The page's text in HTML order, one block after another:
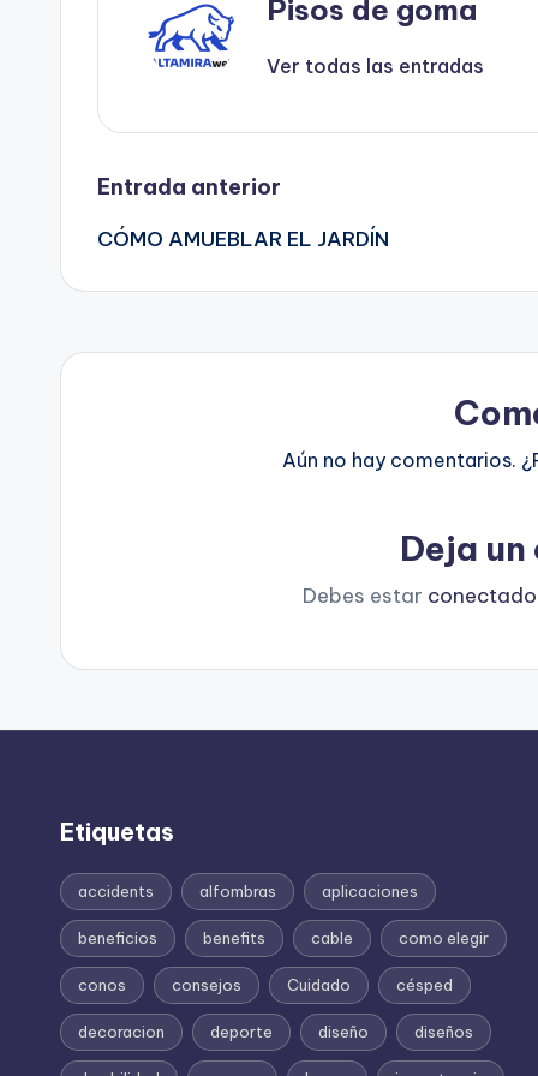
Pisos de goma
Ver todas las entradas
Navegación
de
Entrada anterior
CÓMO AMUEBLAR EL JARDÍN
Aún no hay comentarios.
Deja
Debes estar conectado
Etiquetas
accidents alfombras aplicaciones
beneficios benefits cable como elegir
conos consejos Cuidado césped
decoracion deporte diseño diseños